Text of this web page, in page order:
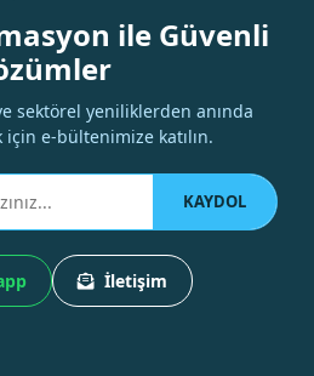
ile Güvenli
sektörel yeniliklerden anında
e-bültenimize katılın.
KAYDOL
İletişim